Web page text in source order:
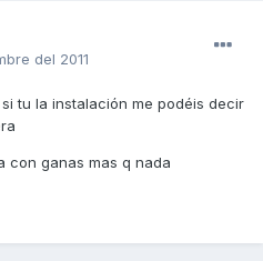
del 2011
tu la instalación me podéis decir
con ganas mas q nada